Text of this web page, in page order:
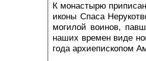
К монастырю
иконы Спаса
могилой воинов,
наших времен виде
года архиепископом